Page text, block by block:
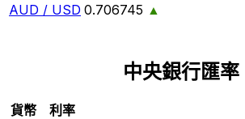
AUD / USD 0.706745 ▲
中央銀行匯率
貨幣
利率